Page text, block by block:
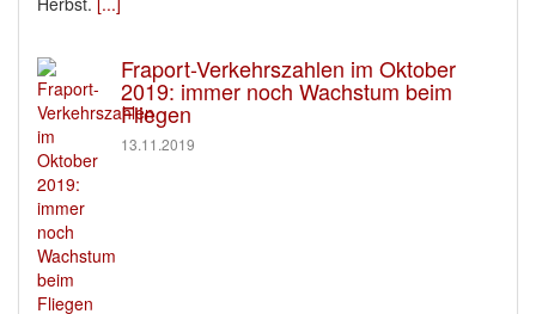
Fraport-Verkehrszahlen im Oktober
2019: immer noch Wachstum beim
Fliegen
13.11.2019